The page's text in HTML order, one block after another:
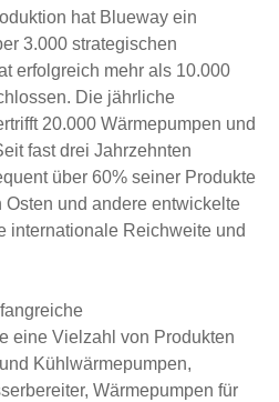
hat Blueway ein
3.000 strategischen
erfolgreich mehr als 10.000
Die jährliche
20.000 Wärmepumpen und
fast drei Jahrzehnten
über 60% seiner Produkte
und andere entwickelte
internationale Reichweite und
eine Vielzahl von Produkten
Kühlwärmepumpen,
Wärmepumpen für